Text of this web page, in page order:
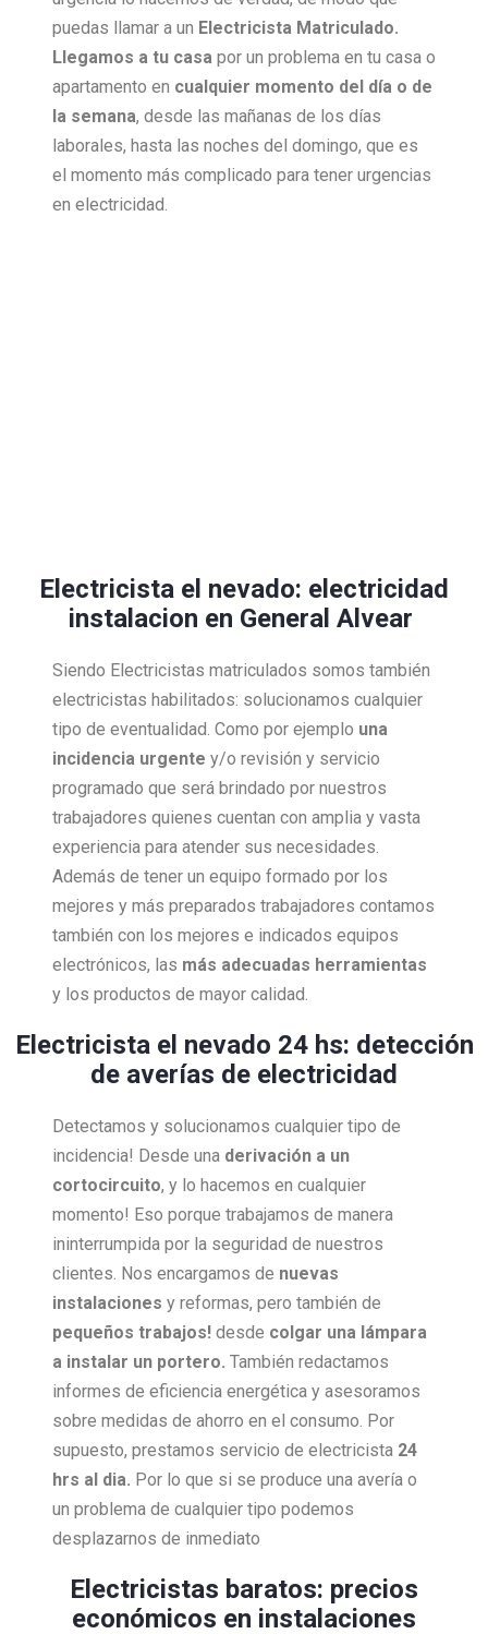
puedas llamar a un Electricista Matriculado.
Llegamos a tu casa por un problema en tu casa o
apartamento en cualquier momento del día o de
la semana, desde las mañanas de los días
laborales, hasta las noches del domingo, que es
el momento más complicado para tener urgencias
en electricidad.
Electricista el nevado: electricidad
instalacion en General Alvear
Siendo Electricistas matriculados somos también
electricistas habilitados: solucionamos cualquier
tipo de eventualidad. Como por ejemplo una
incidencia urgente y/o revisión y servicio
programado que será brindado por nuestros
trabajadores quienes cuentan con amplia y vasta
experiencia para atender sus necesidades.
Además de tener un equipo formado por los
mejores y más preparados trabajadores contamos
también con los mejores e indicados equipos
electrónicos, las más adecuadas herramientas
y los productos de mayor calidad.
Electricista el nevado 24 hs: detección
de averías de electricidad
Detectamos y solucionamos cualquier tipo de
incidencia! Desde una derivación a un
cortocircuito, y lo hacemos en cualquier
momento! Eso porque trabajamos de manera
ininterrumpida por la seguridad de nuestros
clientes. Nos encargamos de nuevas
instalaciones y reformas, pero también de
pequeños trabajos! desde colgar una lámpara
a instalar un portero. También redactamos
informes de eficiencia energética y asesoramos
sobre medidas de ahorro en el consumo. Por
supuesto, prestamos servicio de electricista 24
hrs al dia. Por lo que si se produce una avería o
un problema de cualquier tipo podemos
desplazarnos de inmediato
Electricistas baratos: precios
económicos en instalaciones